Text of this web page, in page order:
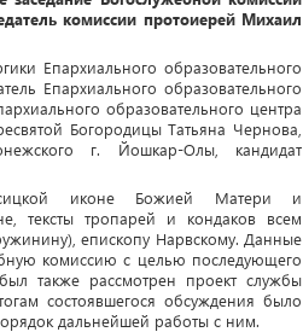
комиссии протоиерей Михаил
Епархиального образовательного
Епархиального образовательного
образовательного центра
Богородицы Татьяна Чернова,
г. Йошкар-Олы, кандидат
иконе Божией Матери и
тексты тропарей и кондаков всем
епископу Нарвскому. Данные
комиссию с целью последующего
также рассмотрен проект службы
состоявшегося обсуждения было
дальнейшей работы с ним.